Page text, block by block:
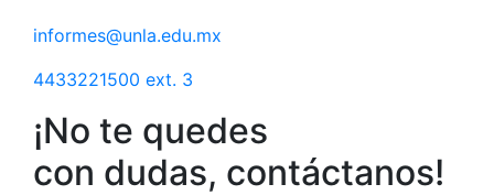
informes@unla.edu.mx
4433221500 ext. 3
¡No te quedes
con dudas, contáctanos!